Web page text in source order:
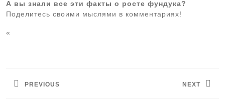
А вы знали все эти факты о росте фундука?
Поделитесь своими мыслями в комментариях!
«
записям
PREVIOUS NEXT